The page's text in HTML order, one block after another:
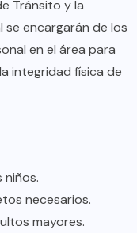
Tránsito y la
se encargarán de los
en el área para
integridad física de
niños.
necesarios.
mayores.